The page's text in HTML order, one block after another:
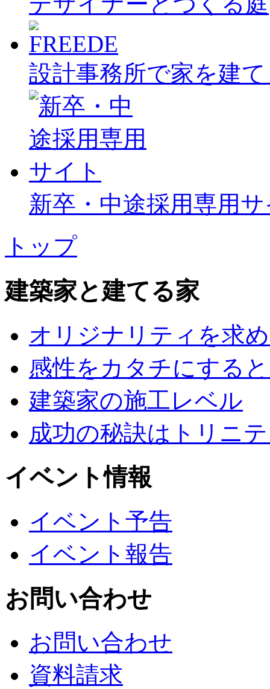
設計事務所で家を建
新卒・中途採用専用
トップ
建築家と建てる家
オリジナリティを求
感性をカタチにする
建築家の施工レベル
成功の秘訣はトリニ
イベント情報
イベント予告
イベント報告
お問い合わせ
お問い合わせ
資料請求